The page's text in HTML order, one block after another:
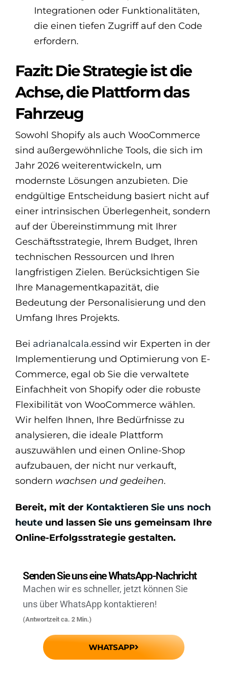
Integrationen oder Funktionalitäten,
die einen tiefen Zugriff auf den Code
erfordern.
Fazit: Die Strategie ist die
Achse, die Plattform das
Fahrzeug
Sowohl Shopify als auch WooCommerce
sind außergewöhnliche Tools, die sich im
Jahr 2026 weiterentwickeln, um
modernste Lösungen anzubieten. Die
endgültige Entscheidung basiert nicht auf
einer intrinsischen Überlegenheit, sondern
auf der Übereinstimmung mit Ihrer
Geschäftsstrategie, Ihrem Budget, Ihren
technischen Ressourcen und Ihren
langfristigen Zielen. Berücksichtigen Sie
Ihre Managementkapazität, die
Bedeutung der Personalisierung und den
Umfang Ihres Projekts.
Bei adrianalcala.essind wir Experten in der
Implementierung und Optimierung von E-
Commerce, egal ob Sie die verwaltete
Einfachheit von Shopify oder die robuste
Flexibilität von WooCommerce wählen.
Wir helfen Ihnen, Ihre Bedürfnisse zu
analysieren, die ideale Plattform
auszuwählen und einen Online-Shop
aufzubauen, der nicht nur verkauft,
sondern wachsen und gedeihen.
Bereit, mit der Kontaktieren Sie uns noch
heute und lassen Sie uns gemeinsam Ihre
Online-Erfolgsstrategie gestalten.
Senden Sie uns eine WhatsApp-Nachricht
Machen wir es schneller, jetzt können Sie
uns über WhatsApp kontaktieren!
(Antwortzeit ca. 2 Min.)
WHATSAPP